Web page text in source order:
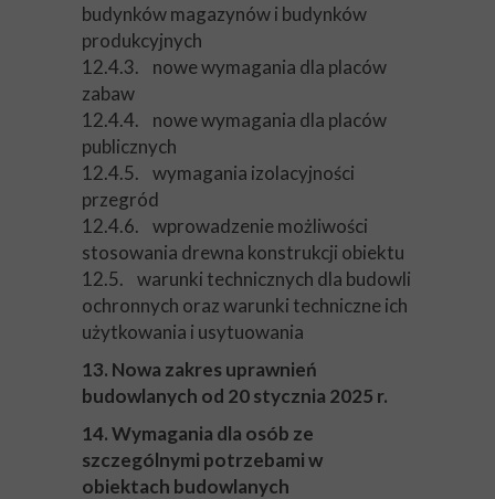
budynków magazynów i budynków
produkcyjnych
12.4.3. nowe wymagania dla placów
zabaw
12.4.4. nowe wymagania dla placów
publicznych
12.4.5. wymagania izolacyjności
przegród
12.4.6. wprowadzenie możliwości
stosowania drewna konstrukcji obiektu
12.5. warunki technicznych dla budowli
ochronnych oraz warunki techniczne ich
użytkowania i usytuowania
13. Nowa zakres uprawnień
budowlanych od 20 stycznia 2025 r.
14. Wymagania dla osób ze
szczególnymi potrzebami w
obiektach budowlanych